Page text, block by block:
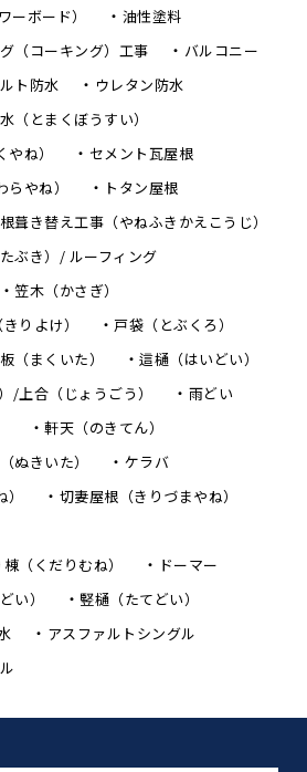
ーボード）
油性塗料
（コーキング）工事
バルコニー
ト防水
ウレタン防水
（とまくぼうすい）
ね）
セメント瓦屋根
やね）
トタン屋根
葺き替え工事（やねふきかえこうじ）
ぶき）/ ルーフィング
笠木（かさぎ）
りよけ）
戸袋（とぶくろ）
（まくいた）
這樋（はいどい）
/上合（じょうごう）
雨どい
軒天（のきてん）
ぬきいた）
ケラバ
切妻屋根（きりづまやね）
（くだりむね）
ドーマー
い）
竪樋（たてどい）
アスファルトシングル